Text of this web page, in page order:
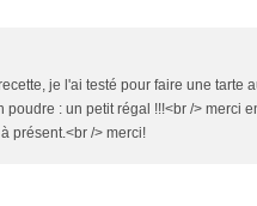
je l'ai testé pour faire une tarte
: un petit régal !!!<br /> merci
présent.<br /> merci!